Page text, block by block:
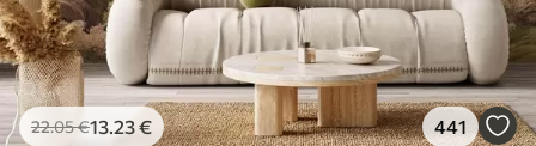
22.05€13 .23€ 441